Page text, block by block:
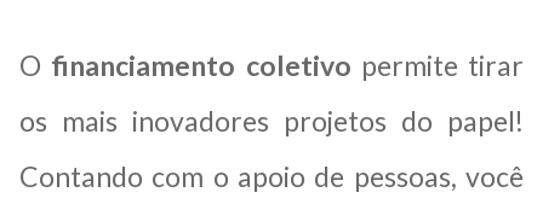
O financiamento coletivo permite tirar
os mais inovadores projetos do papel!
Contando com o apoio de pessoas, você